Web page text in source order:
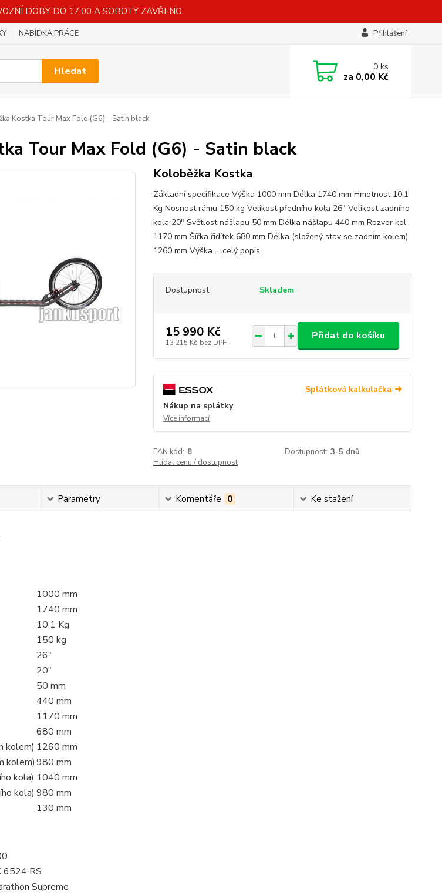
DOBY DO 17,00 A SOBOTY ZAVŘENO.
NABÍDKA PRÁCE Přihlášení
Hledat 0ks
za 0,00 Kč
Kostka Tour Max Fold (G6) - Satin black
Tour Max Fold (G6) - Satin black
Koloběžka Kostka
Základní specifikace Výška 1000 mm Délka 1740 mm Hmotnost 10,1
Kg Nosnost rámu 150 kg Velikost předního kola 26" Velikost zadního
kola 20" Světlost nášlapu 50 mm Délka nášlapu 440 mm Rozvor kol
1170 mm Šířka řidítek 680 mm Délka (složený stav se zadním kolem)
1260 mm Výška ... celý popis
Dostupnost Skladem
15 990 Kč
13 215 Kč bez DPH
Přidat do košíku
Splátková kalkulačka
Nákup na splátky
Více informací
EAN kód: 8 Dostupnost: 3-5 dnů
Hlídat cenu / dostupnost
Parametry Komentáře 0 Ke stažení
1000 mm
1740 mm
10,1 Kg
150 kg
26"
20"
50 mm
440 mm
1170 mm
680 mm
kolem) 1260 mm
kolem)980 mm
kola) 1040 mm
kola) 980 mm
130 mm
6524 RS
Supreme